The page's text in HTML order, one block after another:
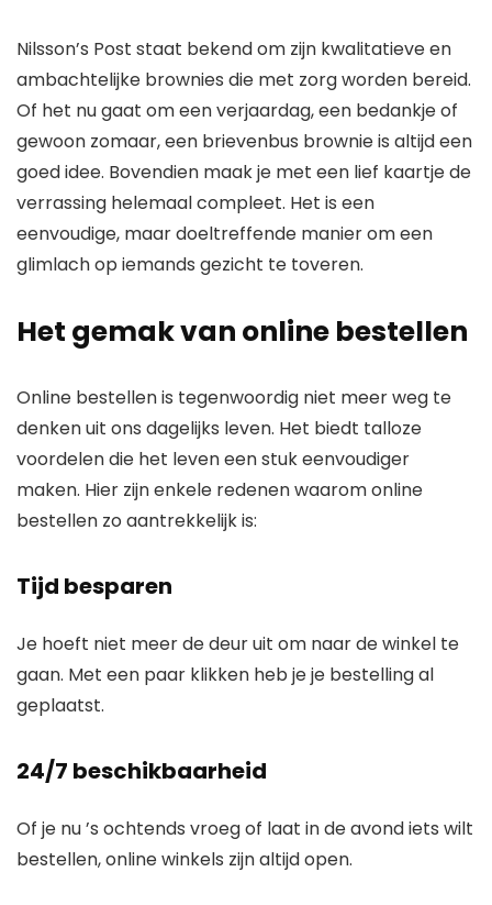
Nilsson’s Post staat bekend om zijn kwalitatieve en
ambachtelijke brownies die met zorg worden bereid.
Of het nu gaat om een verjaardag, een bedankje of
gewoon zomaar, een brievenbus brownie is altijd een
goed idee. Bovendien maak je met een lief kaartje de
verrassing helemaal compleet. Het is een
eenvoudige, maar doeltreffende manier om een
glimlach op iemands gezicht te toveren.
Het gemak van online bestellen
Online bestellen is tegenwoordig niet meer weg te
denken uit ons dagelijks leven. Het biedt talloze
voordelen die het leven een stuk eenvoudiger
maken. Hier zijn enkele redenen waarom online
bestellen zo aantrekkelijk is:
Tijd besparen
Je hoeft niet meer de deur uit om naar de winkel te
gaan. Met een paar klikken heb je je bestelling al
geplaatst.
24/7 beschikbaarheid
Of je nu ’s ochtends vroeg of laat in de avond iets wilt
bestellen, online winkels zijn altijd open.